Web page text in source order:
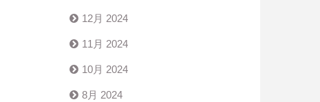
12月 2024
11月 2024
10月 2024
8月 2024